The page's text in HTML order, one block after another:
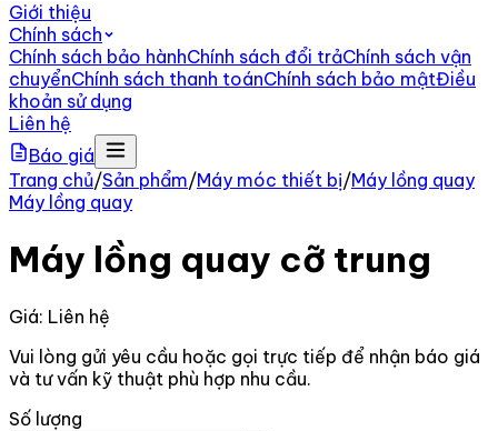
Giới thiệu
Chính sách
Chính sách bảo hànhChính sách đổi trảChính sách vận
chuyểnChính sách thanh toánChính sách bảo mậtĐiều
khoản sử dụng
Liên hệ
Báo giá
Trang chủ/Sản phẩm/Máy móc thiết bị/Máy lồng quay
Máy lồng quay
Máy lồng quay cỡ trung
Giá: Liên hệ
Vui lòng gửi yêu cầu hoặc gọi trực tiếp để nhận báo giá
và tư vấn kỹ thuật phù hợp nhu cầu.
Số lượng